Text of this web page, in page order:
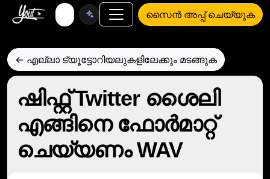
സൈൻ അപ്പ് ചെയ്യുക
← എല്ലാ ട്യൂട്ടോറിയലുകളിലേക്കും മടങ്ങുക
ഷിഫ്റ്റ് Twitter ശൈലി
എങ്ങിനെ ഫോര്‍മാറ്റ്
ചെയ്യണം WAV